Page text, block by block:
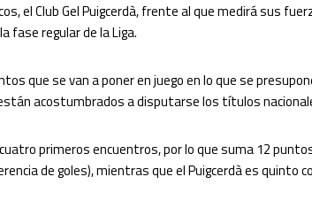
el Club Gel Puigcerdà, frente al que medirá sus
fase regular de la Liga.
que se van a poner en juego en lo que se
acostumbrados a disputarse los títulos
primeros encuentros, por lo que suma 12
de goles), mientras que el Puigcerdà es quinto